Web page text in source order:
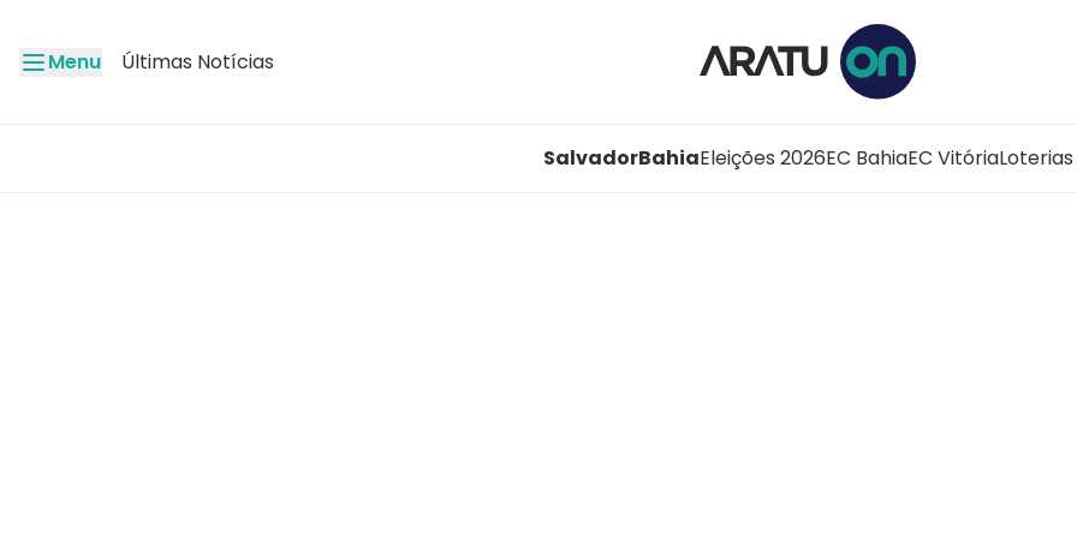
Menu Últimas Notícias
SalvadorBahiaEleições 2026EC BahiaEC VitóriaLoterias